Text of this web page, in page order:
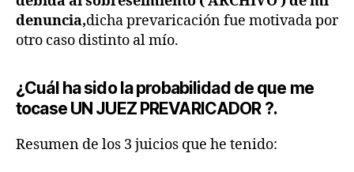
denuncia,dicha prevaricación fue motivada por
otro caso distinto al mío.
¿Cuál ha sido la probabilidad de que me
tocase UN JUEZ PREVARICADOR ?.
Resumen de los 3 juicios que he tenido: